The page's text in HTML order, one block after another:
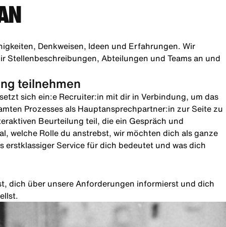
Denkweisen, Ideen und Erfahrungen. Wir
Abteilungen und Teams an und
teilnehmen
sich ein:e Recruiter:in mit dir in Verbindung, um das
Prozesses als Hauptansprechpartner:in zur Seite zu
Beurteilung teil, die ein Gespräch und
welche Rolle du anstrebst, wir möchten dich als ganze
erstklassiger Service für dich bedeutet und was dich
dich über unsere Anforderungen informierst und dich